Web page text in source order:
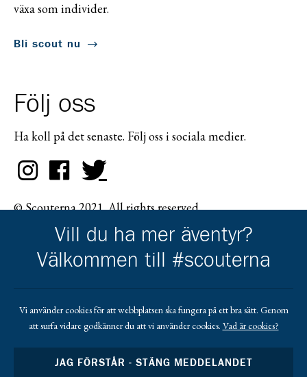
växa som individer.
Bli scout nu
Följ oss
Ha koll på det senaste. Följ oss i sociala medier.
© Scouterna 2021. All rights reserved.
Gå till pl_50
Vill du ha mer äventyr?
Välkommen till #scouterna
Vi använder cookies för att webbplatsen ska fungera på ett bra sätt. Genom
att surfa vidare godkänner du att vi använder cookies. Vad är cookies?
JAG FÖRSTÅR - STÄNG MEDDELANDET